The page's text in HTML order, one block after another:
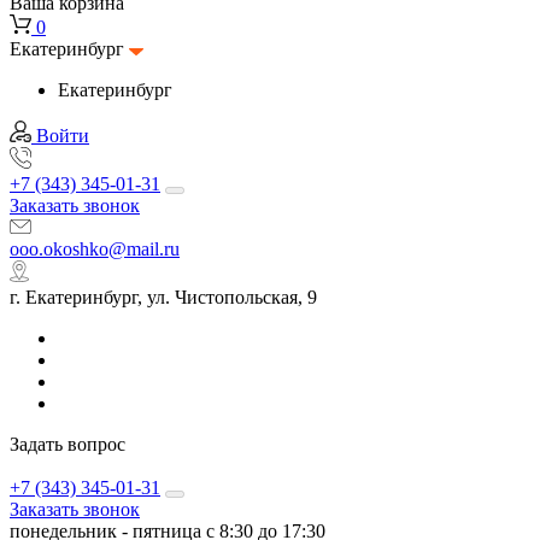
0
Екатеринбург
Екатеринбург
Войти
+7 (343) 345-01-31
Заказать звонок
ooo.okoshko@mail.ru
г. Екатеринбург, ул. Чистопольская, 9
Задать вопрос
+7 (343) 345-01-31
Заказать звонок
понедельник - пятница с 8:30 до 17:30